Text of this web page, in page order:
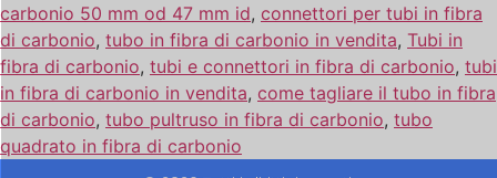
carbonio 50 mm od 47 mm id, connettori per tubi in fibra
di carbonio, tubo in fibra di carbonio in vendita, Tubi in
fibra di carbonio, tubi e connettori in fibra di carbonio, tubi
in fibra di carbonio in vendita, come tagliare il tubo in fibra
di carbonio, tubo pultruso in fibra di carbonio, tubo
quadrato in fibra di carbonio